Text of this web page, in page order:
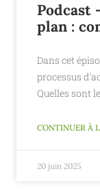
Podcast
plan :
Dans cet
processus
Quelles sont
CONTINUER À
20 juin 2025